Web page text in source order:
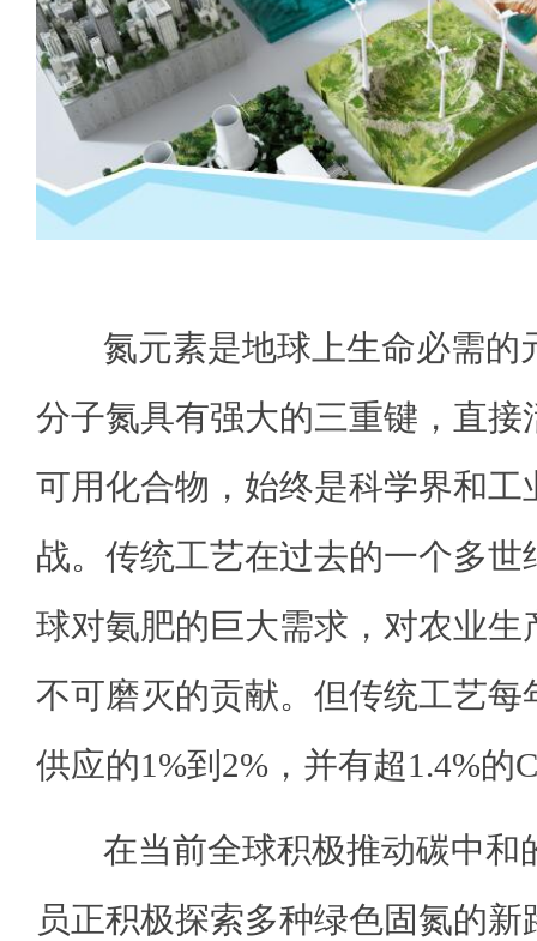
氮元素是地球上生命必需的
分子氮具有强大的三重键，直接
可用化合物，始终是科学界和工
战。传统工艺在过去的一个多
球对氨肥的巨大需求，对农业生
不可磨灭的贡献。但传统工艺每
供应的1%到2%，并有超1.4%的
在当前全球积极推动碳中和
员正积极探索多种绿色固氮的